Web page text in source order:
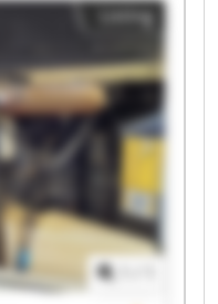
Spółka z o.o.
Schulz
z o.o. Bogdan
Spółka z o.o.
Schulz
z o.o. Bogdan
Spółka z o.o.
Listing